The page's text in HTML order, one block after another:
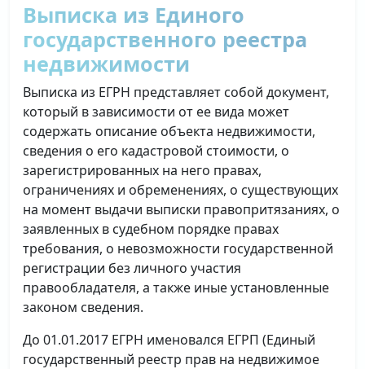
Выписка из Единого
государственного реестра
недвижимости
Выписка из ЕГРН представляет собой документ,
который в зависимости от ее вида может
содержать описание объекта недвижимости,
сведения о его кадастровой стоимости, о
зарегистрированных на него правах,
ограничениях и обременениях, о существующих
на момент выдачи выписки правопритязаниях, о
заявленных в судебном порядке правах
требования, о невозможности государственной
регистрации без личного участия
правообладателя, а также иные установленные
законом сведения.
До 01.01.2017 ЕГРН именовался ЕГРП (Единый
государственный реестр прав на недвижимое